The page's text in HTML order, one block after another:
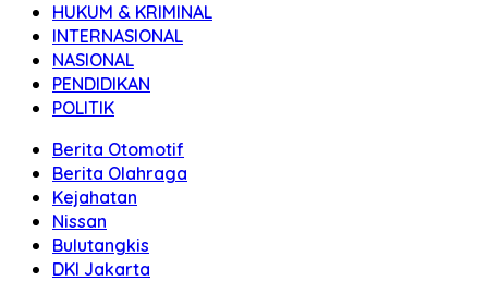
HUKUM & KRIMINAL
INTERNASIONAL
NASIONAL
PENDIDIKAN
POLITIK
Berita Otomotif
Berita Olahraga
Kejahatan
Nissan
Bulutangkis
DKI Jakarta